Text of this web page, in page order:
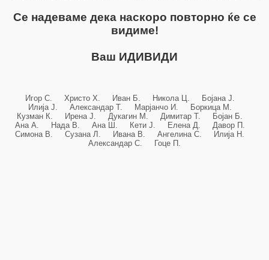
Се надеваме дека наскоро повторно ќе се
видиме!
Ваш ИДИВИДИ
Игор С. Христо Х. Иван Б. Никола Ц. Бојана Ј.
Илија Ј. Александар Т. Марјанчо И. Боркица М.
Кузман К. Ирена Ј. Дукагин М. Димитар Т. Бојан Б.
Ана А. Нада В. Ана Ш. Кети Ј. Елена Д. Давор П.
Симона В. Сузана Л. Ивана В. Ангелина С. Илија Н.
Александар С. Гоце П.